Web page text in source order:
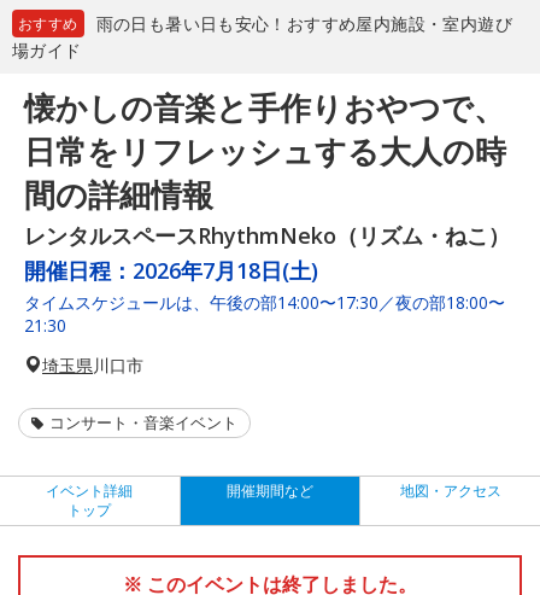
おすすめ
雨の日も暑い日も安心！おすすめ屋内施設・室内遊び
場ガイド
懐かしの音楽と手作りおやつで、
日常をリフレッシュする大人の時
間の詳細情報
レンタルスペースRhythmNeko（リズム・ねこ）
開催日程： 2026年7月18日(土)
タイムスケジュールは、午後の部14:00〜17:30／夜の部18:00〜
21:30
埼玉県 川口市
コンサート・音楽イベント
イベント詳細
トップ
開催期間など 地図・アクセス
※ このイベントは終了しました。